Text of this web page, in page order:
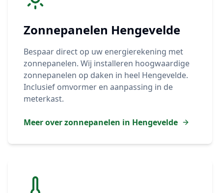
Zonnepanelen Hengevelde
Bespaar direct op uw energierekening met
zonnepanelen. Wij installeren hoogwaardige
zonnepanelen op daken in heel Hengevelde.
Inclusief omvormer en aanpassing in de
meterkast.
Meer over zonnepanelen in Hengevelde